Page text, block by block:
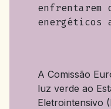
enfrentarem
energéticos
A Comissão
luz verde ao
Eletrointensivo